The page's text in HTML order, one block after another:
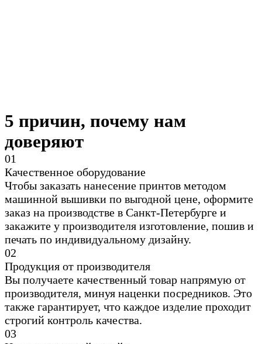
5 причин, почему нам
доверяют
01
Качественное оборудование
Чтобы заказать нанесение принтов методом
машинной вышивки по выгодной цене, оформите
заказ на производстве в Санкт-Петербурге и
закажите у производителя изготовление, пошив и
печать по индивидуальному дизайну.
02
Продукция от производителя
Вы получаете качественный товар напрямую от
производителя, минуя наценки посредников. Это
также гарантирует, что каждое изделие проходит
строгий контроль качества.
03